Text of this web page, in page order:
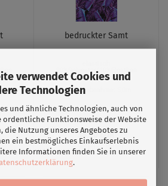
verwendet Cookies und
Technologien
und ähnliche Technologien, auch von
Funktionsweise der Website
die Nutzung unseres Angebotes zu
ein bestmögliches Einkaufserlebnis
Informationen finden Sie in unserer
.
bedruckter Samt
90%Polyester/10%Elasthan
Gewicht ca.200g/qm
Mindestabnahme: 5,0m
34,90 EUR
34,90 EUR/ Meter